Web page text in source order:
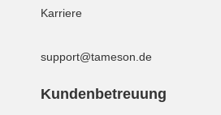
Karriere
support@tameson.de
Kundenbetreuung